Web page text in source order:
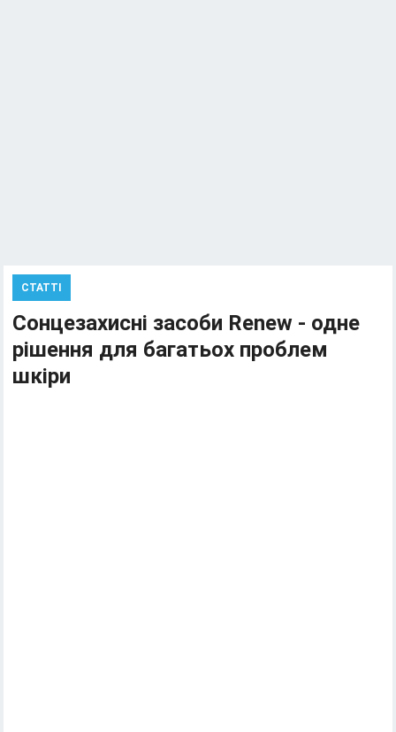
СТАТТІ
Сонцезахисні засоби Renew - одне
рішення для багатьох проблем
шкіри